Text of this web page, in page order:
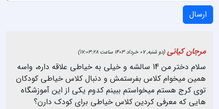
ارسال
مرجان کیانی (دو شنبه, 07 خرداد 1403 ساعت 17:03:28)
سلام دختر من 14 سالشه و خیلی به خیاطی علاقه داره، واسه
همین میخوام کلاس بفرستمش و دنبال کلاس خیاطی کودکان
توی کرج هستم میخواستم ببینم کدوم یکی از این آموزشگاه
هایی که معرفی کردین کلاس خیاطی برای کودک دارن؟